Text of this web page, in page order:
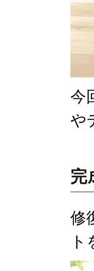
今
や
完
修
ト